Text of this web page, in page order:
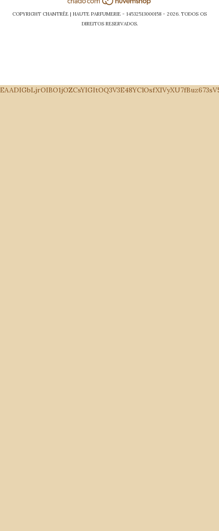
COPYRIGHT CHANTRÊE | HAUTE PARFUMERIE - 14532513000158 - 2026. TODOS OS
DIREITOS RESERVADOS.